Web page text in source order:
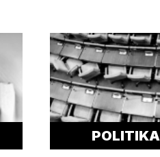
POLITIKA